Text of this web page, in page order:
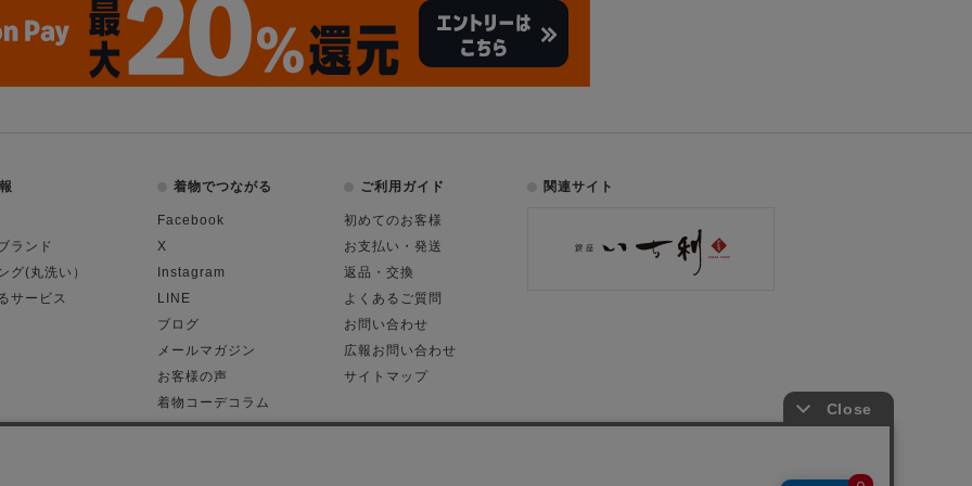
ランド
グ(丸洗い）
サービス
着物でつながる
Facebook
X
Instagram
LINE
ブログ
メールマガジン
お客様の声
着物コーデコラム
ご利用ガイド
初めてのお客様
お支払い・発送
返品・交換
よくあるご質問
お問い合わせ
広報お問い合わせ
サイトマップ
関連サイト